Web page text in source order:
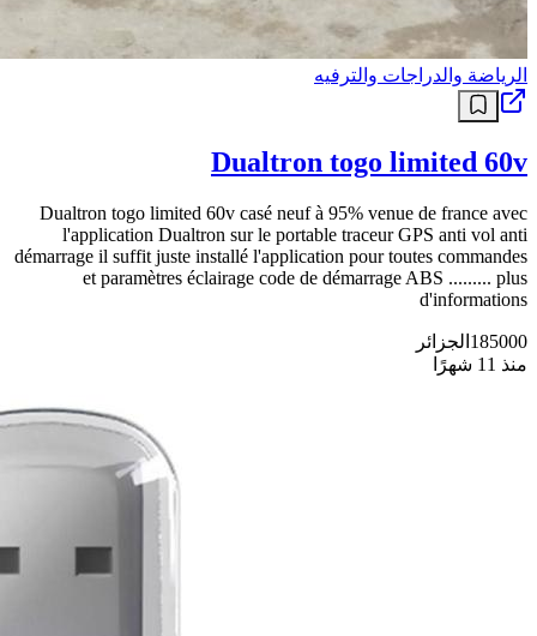
الرياضة والدراجات والترفيه
Dualtron togo limited 60v
Dualtron togo limited 60v casé neuf à 95% venue de france avec
l'application Dualtron sur le portable traceur GPS anti vol anti
démarrage il suffit juste installé l'application pour toutes commandes
et paramètres éclairage code de démarrage ABS ......... plus
d'informations
185000 الجزائر
منذ 11 شهرًا